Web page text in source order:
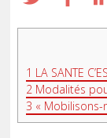
1 LA SANTE
2Modalités
3 « Mobilisons-